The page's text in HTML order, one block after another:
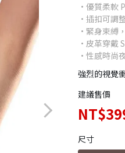
•優質柔軟
•插扣可調
•緊身束縛
•皮革穿戴
•性感時尚
強烈的視覺
建議售價
尺寸